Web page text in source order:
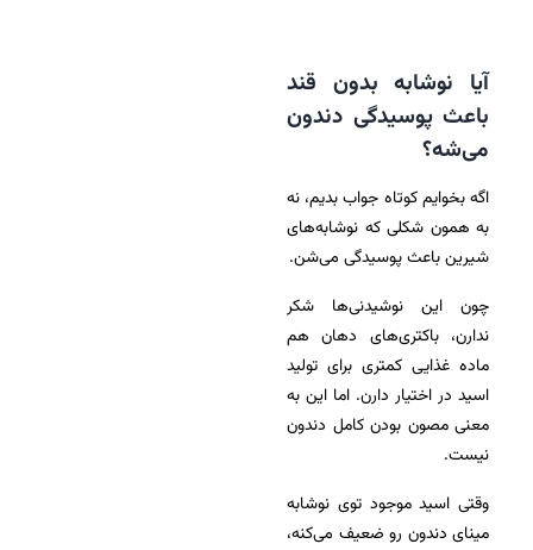
آیا نوشابه بدون قند
باعث پوسیدگی دندون
می‌شه؟
اگه بخوایم کوتاه جواب بدیم، نه
به همون شکلی که نوشابه‌های
شیرین باعث پوسیدگی می‌شن.
چون این نوشیدنی‌ها شکر
ندارن، باکتری‌های دهان هم
ماده غذایی کمتری برای تولید
اسید در اختیار دارن. اما این به
معنی مصون بودن کامل دندون
نیست.
وقتی اسید موجود توی نوشابه
مینای دندون رو ضعیف می‌کنه،